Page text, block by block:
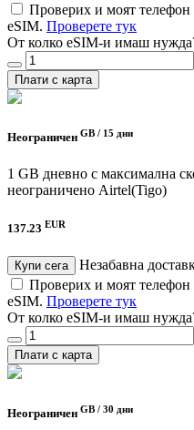
Проверих и моят телефон
eSIM. Проверете тук
От колко eSIM-и имаш
Плати с карта
Неограничен GB / 15 дни
1 GB дневно с максимална
неограничено Airtel(Tigo)
137.23 EUR
Купи сега
Незабавна
Проверих и моят телефон
eSIM. Проверете тук
От колко eSIM-и имаш
Плати с карта
Неограничен GB / 30 дни